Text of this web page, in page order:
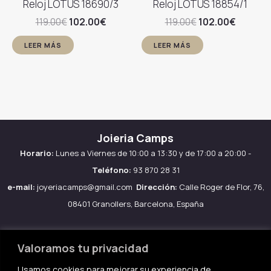
Valoramos tu privacidad
Reloj LOTUS 18690/3
119.00€ El
original
era:
102.00€El
LEER MÁS
Reloj LOTUS 18854/1
119.00€ El
original
era:
102.00€El
LEER MÁS
Joieria Camps
Horario: Lunes a Viernes de 10:00 a 13:30 y de 17:00 a 20:00 -
Teléfono: 93 870 28 31
e-mail: joyeriacamps@gmail.com Dirección: Calle Roger de Flor, 76,
08401 Granollers, Barcelona, España